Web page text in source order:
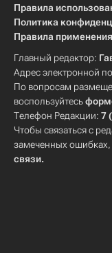
Правила
Политика
Правила
Главный редактор:
Адрес электронной
По вопросам
воспользуйтесь
Телефон Редакции: 7
Чтобы связаться с
замеченных ошибках,
связи.